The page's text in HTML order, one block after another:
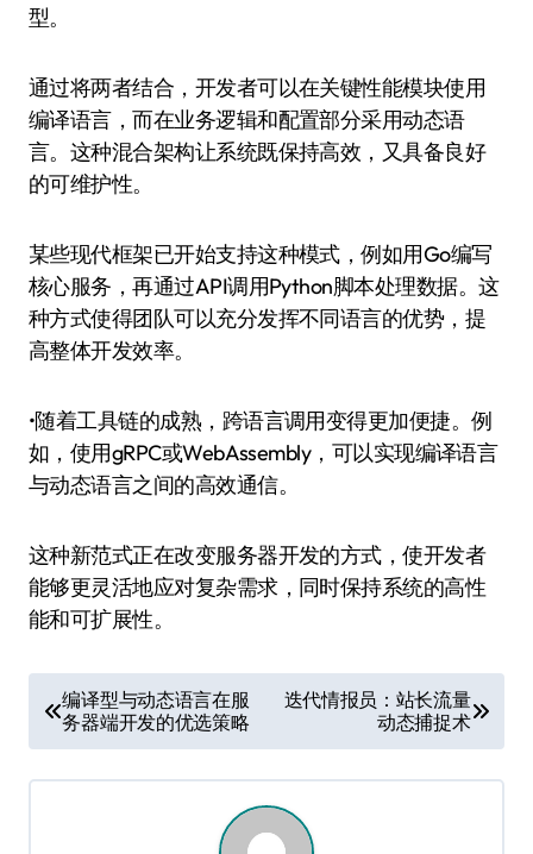
型。
通过将两者结合，开发者可以在关键性能模块使用
编译语言，而在业务逻辑和配置部分采用动态语
言。这种混合架构让系统既保持高效，又具备良好
的可维护性。
某些现代框架已开始支持这种模式，例如用Go编写
核心服务，再通过API调用Python脚本处理数据。这
种方式使得团队可以充分发挥不同语言的优势，提
高整体开发效率。
•随着工具链的成熟，跨语言调用变得更加便捷。例
如，使用gRPC或WebAssembly，可以实现编译语言
与动态语言之间的高效通信。
这种新范式正在改变服务器开发的方式，使开发者
能够更灵活地应对复杂需求，同时保持系统的高性
能和可扩展性。
章
导
编译型与动态语言在服
务器端开发的优选策略
迭代情报员：站长流量
动态捕捉术